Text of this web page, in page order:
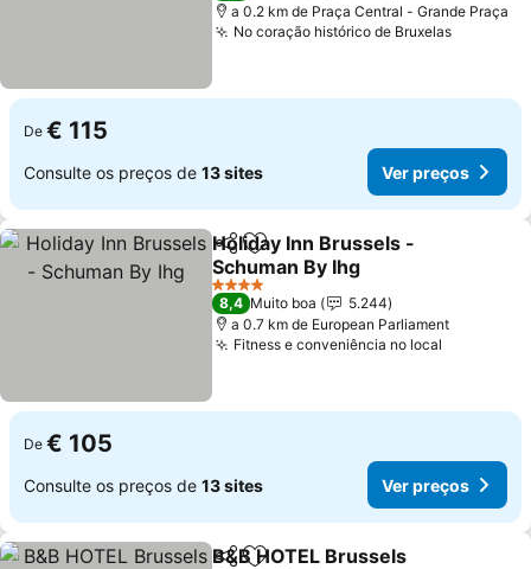
a 0.2 km de Praça Central - Grande Praça
No coração histórico de BruxelasVer
De € 115
Consulte os preços de 13 sites Ver preços
PartilharAdicionar aos favoritos
Holiday Inn Brussels -
Schuman By Ihg
Ver preços
4 Estrelas
8,4 Muito boa
5.244
a 0.7 km de European Parliament
Fitness e conveniência no local
De € 105
Consulte os preços de 13 sites Ver preços
B&B HOTEL Brussels